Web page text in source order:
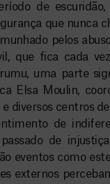
de
que nunca
pelos
que fica cada
uma parte
Elsa Moulin,
diversos centros
de
de
eventos como
externos